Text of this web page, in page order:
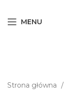
MENU
Strona główna